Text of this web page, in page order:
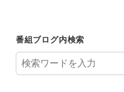
番組ブログ内検索